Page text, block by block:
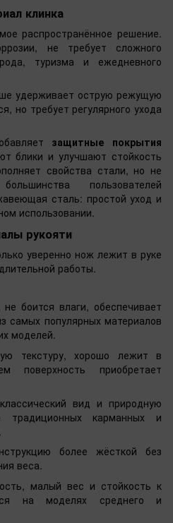
клинка
распространённое решение.
не требует сложного
туризма и ежедневного
удерживает острую режущую
но требует регулярного ухода
защитные покрытия
блики и улучшают стойкость
свойства стали, но не
пользователей
сталь: простой уход и
использовании.
рукояти
уверенно нож лежит в руке
работы.
боится влаги, обеспечивает
самых популярных материалов
моделей.
текстуру, хорошо лежит в
поверхность приобретает
вид и природную
карманных и
более жёсткой без
веса.
малый вес и стойкость к
на моделях среднего и